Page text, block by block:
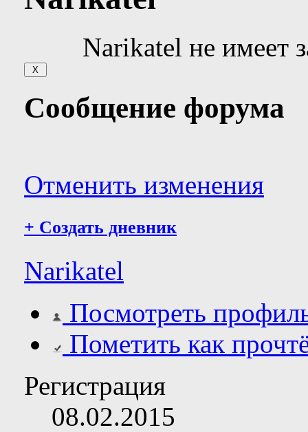
Narikatel не имеет
Сообщение форума
Отменить изменения
+ Создать дневник
Narikatel
Посмотреть
Пометить как
Регистрация
08.02.2015